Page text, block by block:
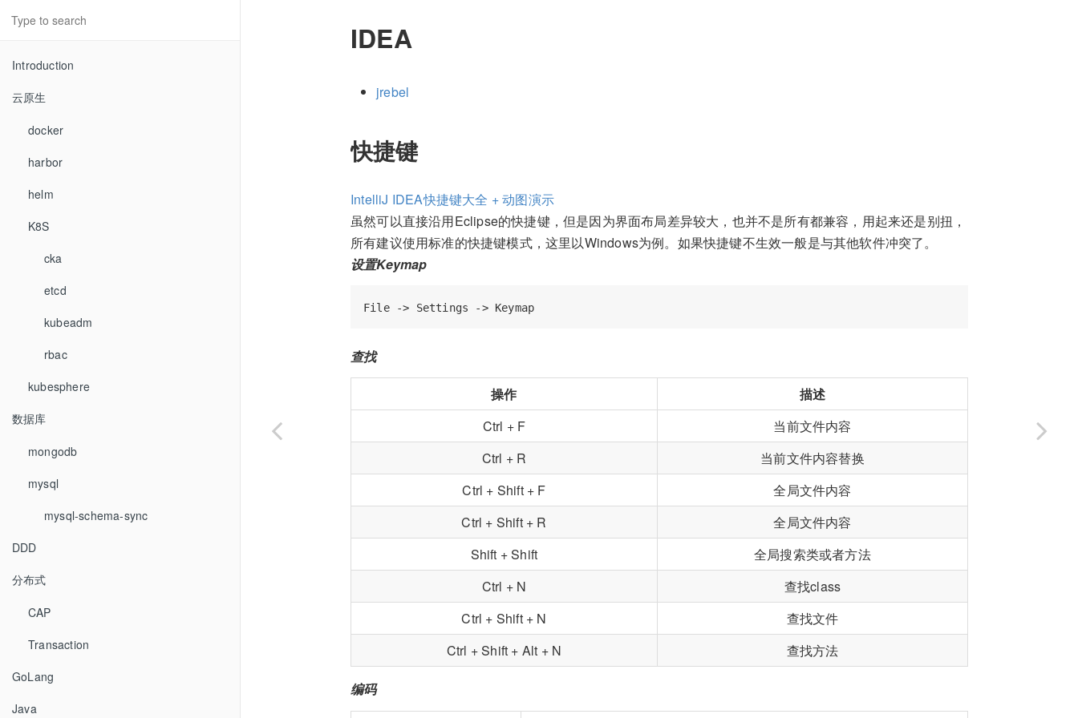
Introduction
云原生
docker
harbor
helm
K8S
cka
etcd
kubeadm
rbac
kubesphere
数据库
mongodb
mysql
mysql-schema-sync
DDD
分布式
CAP
Transaction
GoLang
Java
IDEA
jrebel
快捷键
IntelliJ IDEA快捷键大全 + 动图演示
虽然可以直接沿用Eclipse的快捷键，但是因为界面布局差异较大，也并不是所有都兼容，用起来还是别扭，
所有建议使用标准的快捷键模式，这里以Windows为例。如果快捷键不生效一般是与其他软件冲突了。
设置Keymap
查找
操作
描述
Ctrl + F
当前文件内容
Ctrl + R
当前文件内容替换
Ctrl + Shift + F
全局文件内容
Ctrl + Shift + R
全局文件内容
Shift + Shift
全局搜索类或者方法
Ctrl + N
查找class
Ctrl + Shift + N
查找文件
Ctrl + Shift + Alt + N
查找方法
编码